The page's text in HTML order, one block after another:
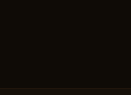
见 / 不可见 / 倒地 / 机器人
人